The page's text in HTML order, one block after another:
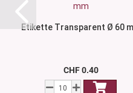
Etikette Transparent Ø 60
CHF 0.40